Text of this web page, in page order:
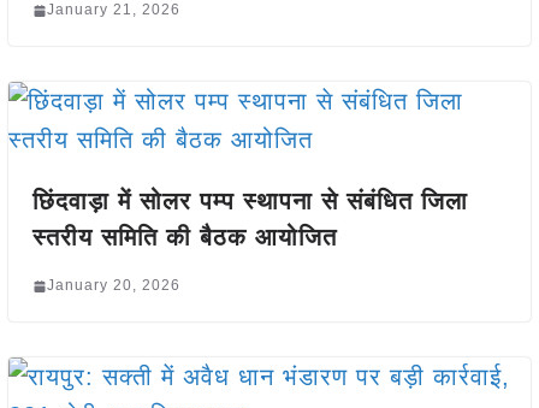
January 21, 2026
छिंदवाड़ा में सोलर पम्प स्थापना से संबंधित जिला
स्तरीय समिति की बैठक आयोजित
January 20, 2026